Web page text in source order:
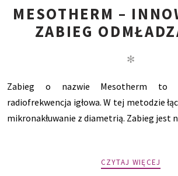
MESOTHERM –
ZABIEG
✻
Zabieg o nazwie Mesotherm to
radiofrekwencja igłowa. W tej metodzie
mikronakłuwanie z diametrią. Zabieg jest
CZYTAJ WIĘCEJ